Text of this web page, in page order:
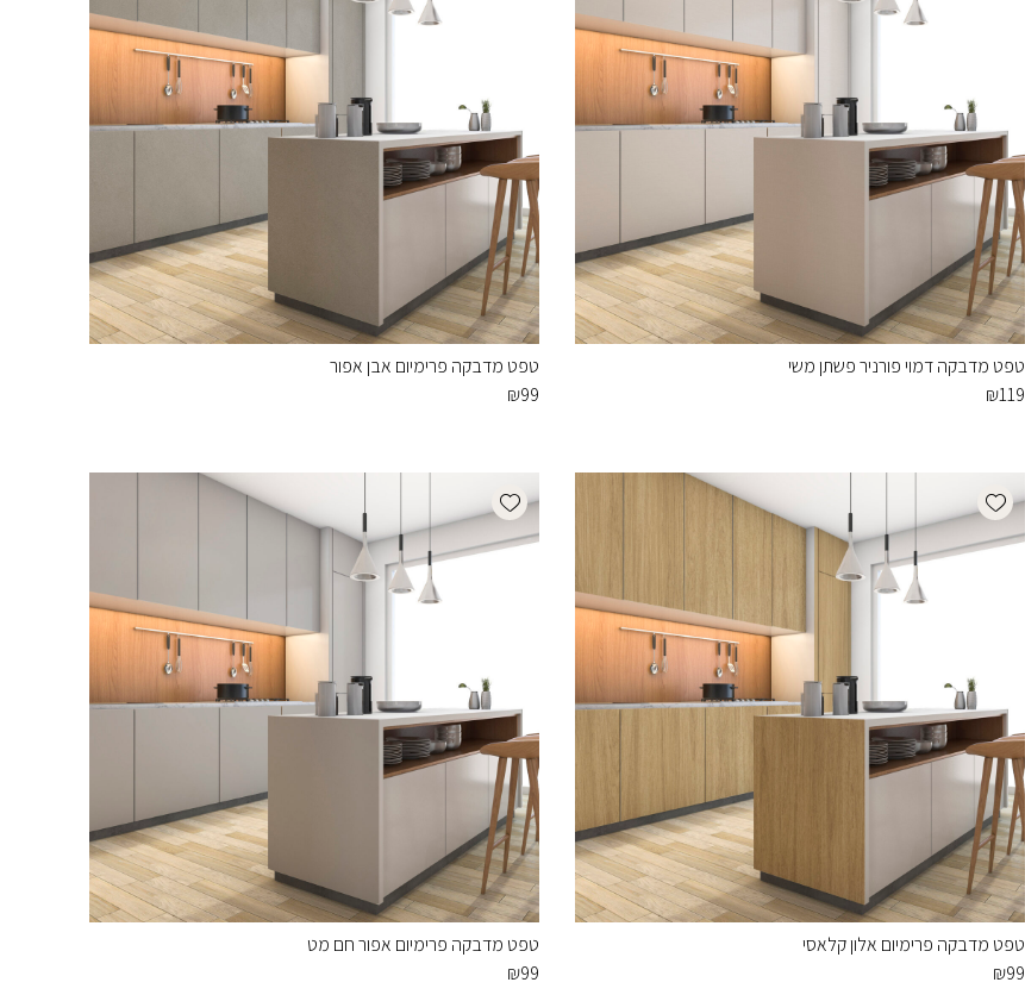
טפט מדבקה דמוי פורניר פשתן משי
₪119
טפט מדבקה פרימיום אבן אפור
₪99
Add wishlist
טפט מדבקה פרימיום אלון קלאסי
₪99
Add wishlist
טפט מדבקה פרימיום אפור חם מט
₪99